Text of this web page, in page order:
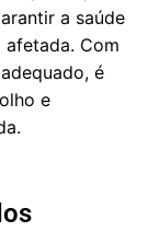
a saúde
afetada. Com
é
e